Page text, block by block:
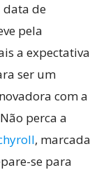
de
pela
a expectativa
ser um
com a
perca a
, marcada
se para